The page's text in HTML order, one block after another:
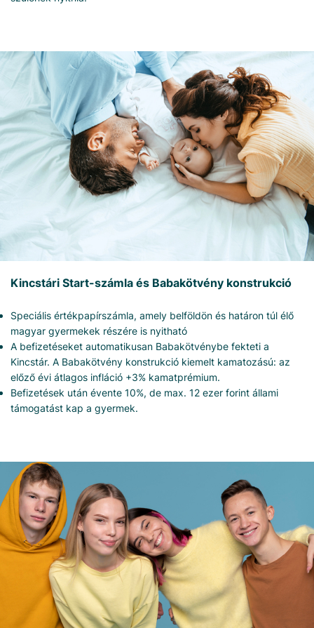
Kincstári Start-számla és Babakötvény konstrukció
Speciális értékpapírszámla, amely belföldön és határon túl élő
magyar gyermekek részére is nyitható
A befizetéseket automatikusan Babakötvénybe fekteti a
Kincstár. A Babakötvény konstrukció kiemelt kamatozású: az
előző évi átlagos infláció +3% kamatprémium.
Befizetések után évente 10%, de max. 12 ezer forint állami
támogatást kap a gyermek.